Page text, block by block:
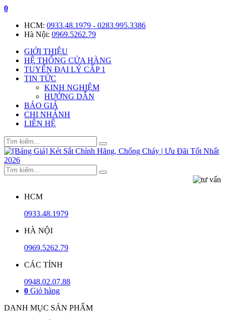
0
HCM: 0933.48.1979 - 0283.995.3386
Hà Nội: 0969.5262.79
GIỚI THIỆU
HỆ THỐNG CỬA HÀNG
TUYỂN ĐẠI LÝ CẤP 1
TIN TỨC
KINH NGHIỆM
HƯỚNG DẪN
BÁO GIÁ
CHI NHÁNH
LIÊN HỆ
HCM
0933.48.1979
HÀ NỘI
0969.5262.79
CÁC TỈNH
0948.02.07.88
0 Giỏ hàng
DANH MỤC SẢN PHẨM